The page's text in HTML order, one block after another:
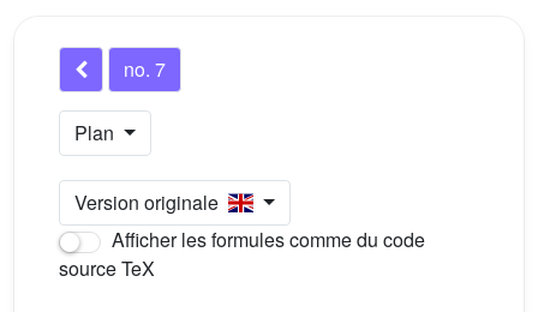
no. 7
Plan
Version originale
Afficher les formules comme du code
source TeX